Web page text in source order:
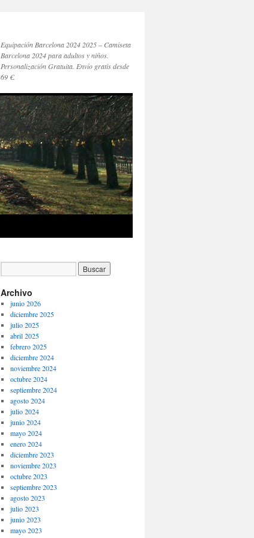
Equipación Barcelona 2024 2025 – Camiseta
Barcelona 2024 para adultos y niños.
Personalización Gratuita. Envío gratis desde
69 €.
Archivo
junio 2026
diciembre 2025
julio 2025
abril 2025
febrero 2025
diciembre 2024
noviembre 2024
octubre 2024
septiembre 2024
agosto 2024
julio 2024
junio 2024
mayo 2024
enero 2024
diciembre 2023
noviembre 2023
octubre 2023
septiembre 2023
agosto 2023
julio 2023
junio 2023
mayo 2023